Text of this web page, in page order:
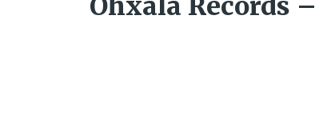
Ohxala Records –